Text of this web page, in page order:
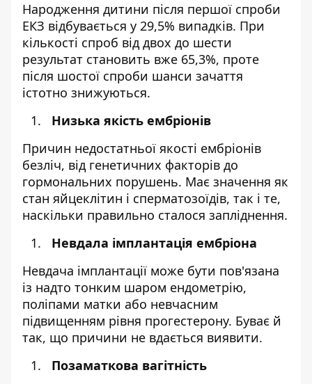
Народження дитини після першої спроби
ЕКЗ відбувається у 29,5% випадків. При
кількості спроб від двох до шести
результат становить вже 65,3%, проте
після шостої спроби шанси зачаття
істотно знижуються.
Низька якість ембріонів
Причин недостатньої якості ембріонів
безліч, від генетичних факторів до
гормональних порушень. Має значення як
стан яйцеклітин і сперматозоїдів, так і те,
наскільки правильно сталося запліднення.
Невдала імплантація ембріона
Невдача імплантації може бути пов'язана
із надто тонким шаром ендометрію,
поліпами матки або невчасним
підвищенням рівня прогестерону. Буває й
так, що причини не вдається виявити.
Позаматкова вагітність